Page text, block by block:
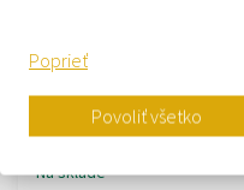
Dámske hodinky
Hodinky - Ženy
Na sklade
Poprieť
Povoliť všetko